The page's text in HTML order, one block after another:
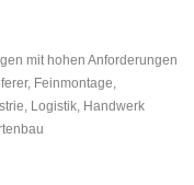
mit hohen Anforderungen
Feinmontage,
Logistik, Handwerk